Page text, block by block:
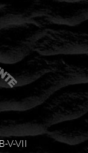
V-VII